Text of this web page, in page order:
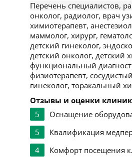
Перечень специалистов,
онколог, радиолог, врач
химиотерапевт,
маммолог, хирург,
детский гинеколог,
детский онколог, детский
функциональный
физиотерапевт,
гинеколог, торакальный
Отзывы и оценки
5
Оснащение
5
Квалификация
4
Комфорт посещения